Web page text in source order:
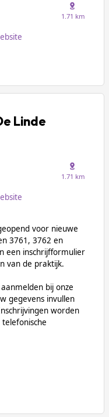
1.71 km
Linde
1.71 km
voor nieuwe
3761, 3762 en
een inschrijfformulier
van de praktijk.
bij onze
gegevens invullen
worden